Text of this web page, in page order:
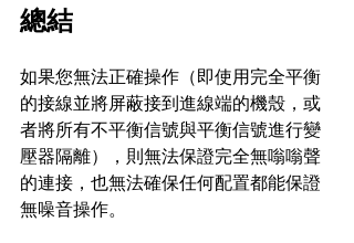
總結
如果您無法正確操作（即使用完全平衡
的接線並將屏蔽接到進線端的機殼，或
者將所有不平衡信號與平衡信號進行變
壓器隔離），則無法保證完全無嗡嗡聲
的連接，也無法確保任何配置都能保證
無噪音操作。